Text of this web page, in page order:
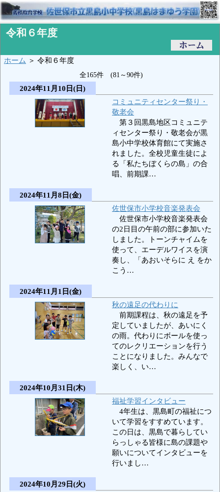
令和６年度
ホーム ＞ 令和６年度
全165件 (81～90件)
2024年11月10日(日)
コミュニティセンター祭り・
敬老会
第３回黒島地区コミュニテ
ィセンター祭り・敬老会が黒
島小中学校体育館にて実施さ
れました。全校児童生徒によ
る「私たちぼくらの島」の合
唱、前期課…
2024年11月8日(金)
佐世保市小学校音楽発表会
佐世保市小学校音楽発表会
の2日目の午前の部に参加いた
しました。トーンチャイムを
使って、エーデルワイスを演
奏し、「あおいそらに え をか
こう…
2024年11月1日(金)
秋の遠足の代わりに
前期課程は、秋の遠足を予
定していましたが、あいにく
の雨。代わりにボールを使っ
てのレクリエーションを行う
ことになりました。みんなで
楽しく、い…
2024年10月31日(木)
福祉学習インタビュー
4年生は、黒島町の福祉につ
いて学習をすすめています。
この日は、黒島で暮らしてい
らっしゃる皆様に島の課題や
願いについてインタビューを
行いまし…
2024年10月29日(火)